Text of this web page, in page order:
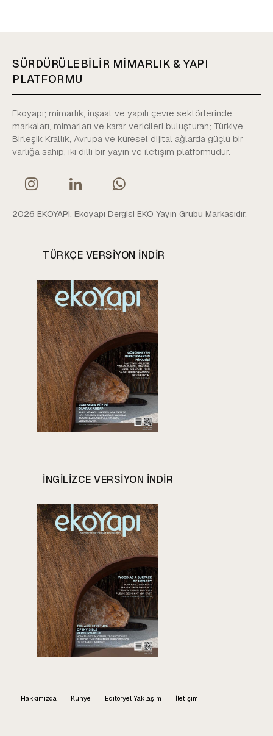
SÜRDÜRÜLEBİLİR MİMARLIK & YAPI
PLATFORMU
Ekoyapı; mimarlık, inşaat ve yapılı çevre sektörlerinde
markaları, mimarları ve karar vericileri buluşturan; Türkiye,
Birleşik Krallık, Avrupa ve küresel dijital ağlarda güçlü bir
varlığa sahip, iki dilli bir yayın ve iletişim platformudur.
2026 EKOYAPI. Ekoyapı Dergisi EKO Yayın Grubu Markasıdır.
TÜRKÇE VERSIYON INDIR
INGILIZCE VERSIYON INDIR
Hakkımızda Künye Editoryel Yaklaşım İletişim